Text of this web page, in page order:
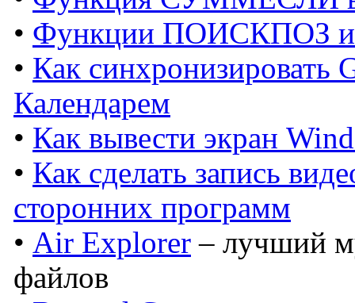
• Функции ПОИСКПОЗ
• Как синхронизировать
Календарем
• Как вывести экран
• Как сделать запись
сторонних программ
• Air Explorer – лучший
файлов